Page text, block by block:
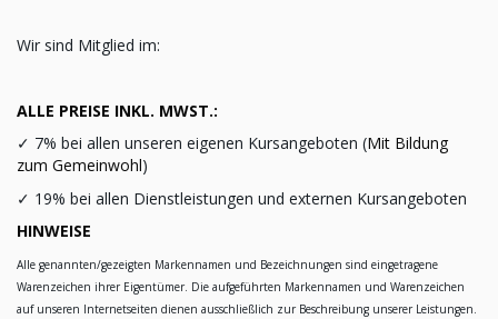
Wir sind Mitglied im:
ALLE PREISE INKL. MWST.:
✓ 7% bei allen unseren eigenen Kursangeboten (Mit Bildung
zum Gemeinwohl)
✓ 19% bei allen Dienstleistungen und externen Kursangeboten
HINWEISE
Alle genannten/gezeigten Markennamen und Bezeichnungen sind eingetragene
Warenzeichen ihrer Eigentümer. Die aufgeführten Markennamen und Warenzeichen
auf unseren Internetseiten dienen ausschließlich zur Beschreibung unserer Leistungen.